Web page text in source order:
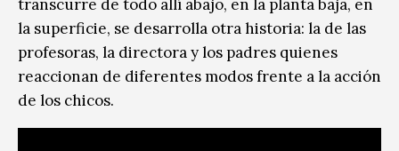
transcurre de todo allí abajo, en la planta baja, en
la superficie, se desarrolla otra historia: la de las
profesoras, la directora y los padres quienes
reaccionan de diferentes modos frente a la acción
de los chicos.